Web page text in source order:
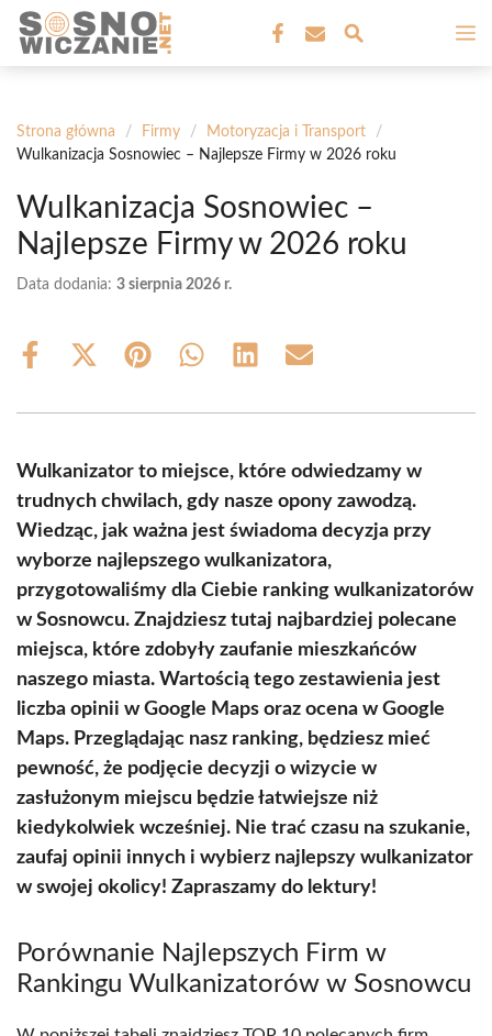
Przejdź
treści
Strona główna / Firmy / Motoryzacja i Transport
/
Wulkanizacja Sosnowiec – Najlepsze Firmy w 2026 roku
Wulkanizacja Sosnowiec –
Najlepsze Firmy w 2026 roku
Data dodania: 3 sierpnia 2026 r.
Share
Share
(Twitter)
Share Share Share Share
Wulkanizator to miejsce, które odwiedzamy w
trudnych chwilach, gdy nasze opony zawodzą.
Wiedząc, jak ważna jest świadoma decyzja przy
wyborze najlepszego wulkanizatora,
przygotowaliśmy dla Ciebie ranking wulkanizatorów
w Sosnowcu. Znajdziesz tutaj najbardziej polecane
miejsca, które zdobyły zaufanie mieszkańców
naszego miasta. Wartością tego zestawienia jest
liczba opinii w Google Maps oraz ocena w Google
Maps. Przeglądając nasz ranking, będziesz mieć
pewność, że podjęcie decyzji o wizycie w
zasłużonym miejscu będzie łatwiejsze niż
kiedykolwiek wcześniej. Nie trać czasu na szukanie,
zaufaj opinii innych i wybierz najlepszy wulkanizator
w swojej okolicy! Zapraszamy do lektury!
Porównanie Najlepszych Firm w
Rankingu Wulkanizatorów w Sosnowcu